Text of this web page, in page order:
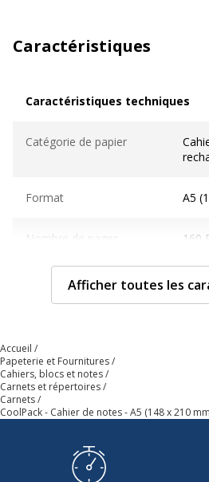
Caractéristiques
Caractéristiques techniques
Catégorie de papier
Format A5
Nombre de pages 160
Nombre de pages ou
80
Type de couverture
Caractéristiques générales
Caractéristiques générales
Catégorie de
Afficher toutes les
Accueil
Papeterie et Fournitures
Cahiers, blocs et notes
Carnets et répertoires
Carnets
CoolPack - Cahier de notes - A5 (148 x 210